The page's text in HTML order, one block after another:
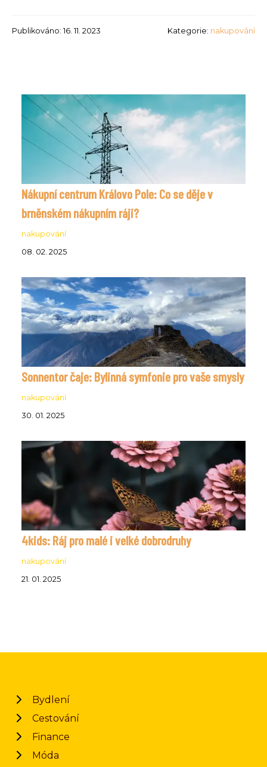
Publikováno: 16. 11. 2023 Kategorie: nakupování
Nákupní centrum Královo Pole: Co se děje v
brněnském nákupním ráji?
nakupování
08. 02. 2025
Sonnentor čaje: Bylinná symfonie pro vaše smysly
nakupování
30. 01. 2025
4kids: Ráj pro malé i velké dobrodruhy
nakupování
21. 01. 2025
Bydlení
Cestování
Finance
Móda